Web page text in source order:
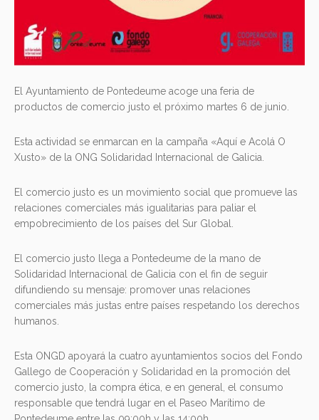
El Ayuntamiento de Pontedeume acoge una feria de
productos de comercio justo el próximo martes 6 de junio.
Esta actividad se enmarcan en la campaña «Aquí e Acolá O
Xusto» de la ONG Solidaridad Internacional de Galicia.
El comercio justo es un movimiento social que promueve las
relaciones comerciales más igualitarias para paliar el
empobrecimiento de los países del Sur Global.
El comercio justo llega a Pontedeume de la mano de
Solidaridad Internacional de Galicia con el fin de seguir
difundiendo su mensaje: promover unas relaciones
comerciales más justas entre países respetando los derechos
humanos.
Esta ONGD apoyará la cuatro ayuntamientos socios del Fondo
Gallego de Cooperación y Solidaridad en la promoción del
comercio justo, la compra ética, e en general, el consumo
responsable que tendrá lugar en el Paseo Marítimo de